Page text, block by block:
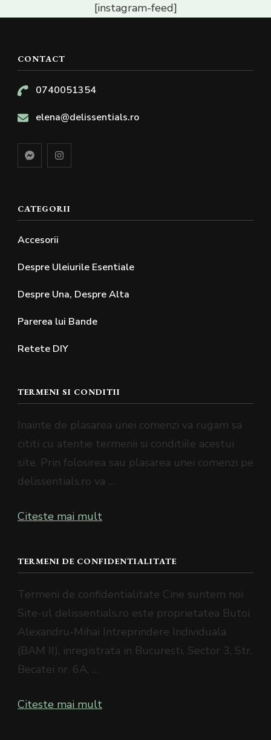
[instagram-feed]
CONTACT
0740051354
elena@delissentials.ro
CATEGORII
Accesorii
Despre Uleiurile Esentiale
Despre Una, Despre Alta
Parerea lui Bande
Retete DIY
TERMENI SI CONDITII
Inainte de plasarea unei comenzi va rugam sa
cititi cu atentie termenii si conditiile acestui
site. Prin folosirea sau plasarea unei comenzi pe
delissentials.ro va …
Citeste mai mult
TERMENI DE CONFIDENTIALITATE
Termeni de confidentialitate Cine suntem noi
Site-ul delissentials.ro este proprietatea Butoi
Alexandru-Mihai Intreprindere Individuala
(BAM II), inregistrata in Bucuresti, Sector 3, Str.
Becatei nr. 6A, …
Citeste mai mult